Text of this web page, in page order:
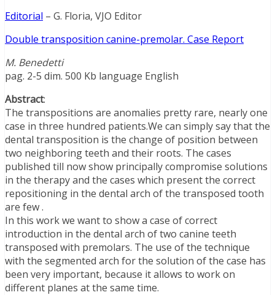
Editorial – G. Floria, VJO Editor
Double transposition canine-premolar. Case Report
M. Benedetti
pag. 2-5 dim. 500 Kb language English
Abstract:
The transpositions are anomalies pretty rare, nearly one
case in three hundred patients.We can simply say that the
dental transposition is the change of position between
two neighboring teeth and their roots. The cases
published till now show principally compromise solutions
in the therapy and the cases which present the correct
repositioning in the dental arch of the transposed tooth
are few .
In this work we want to show a case of correct
introduction in the dental arch of two canine teeth
transposed with premolars. The use of the technique
with the segmented arch for the solution of the case has
been very important, because it allows to work on
different planes at the same time.